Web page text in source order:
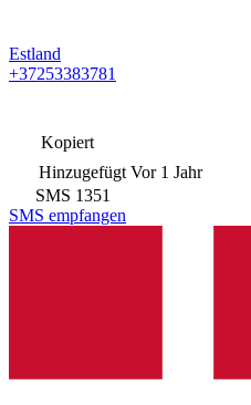
Estland
+37253383781
Kopiert
Hinzugefügt Vor 1 Jahr
SMS 1351
SMS empfangen